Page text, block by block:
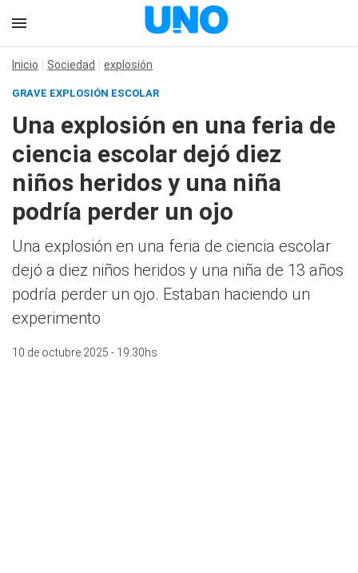
Inicio Sociedad explosión
GRAVE EXPLOSIÓN ESCOLAR
Una explosión en una feria de
ciencia escolar dejó diez
niños heridos y una niña
podría perder un ojo
Una explosión en una feria de ciencia escolar
dejó a diez niños heridos y una niña de 13 años
podría perder un ojo. Estaban haciendo un
experimento
10 de octubre 2025 - 19:30hs